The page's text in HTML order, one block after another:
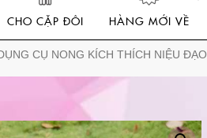
CHO CẶP ĐÔI HÀNG MỚI VỀ
CỤ NONG KÍCH THÍCH NIỆU ĐẠO